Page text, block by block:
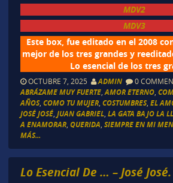
MDV2
MDV3
Este box, fue editado en el 2008
mejor de los tres grandes y
Lo esencial de los tres
OCTUBRE 7, 2025 ADMIN 0
ABRÁZAME MUY FUERTE,AMOR ETERNO,
AÑOS, COMO TU MUJER, COSTUMBRES, EL
JOSÉ JOSÉ, JUAN GABRIEL, LA GATA BAJO LA
A ENAMORAR, QUERIDA, SIEMPRE EN MI
MÁS...
Lo Esencial De … – José José.